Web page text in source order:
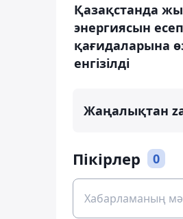
Қазақстанда
энергиясын
қағидаларына
енгізілді
Жаңалықтан
Пікірлер 0